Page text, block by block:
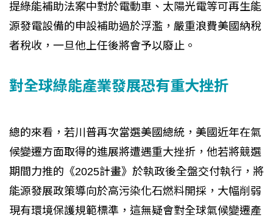
提綠能補助法案中對於電動車、太陽光電等可再生能
源發電設備的申設補助過於浮濫，嚴重浪費美國納稅
者稅收，一旦他上任後將會予以廢止。
對全球綠能產業發展恐有重大挫折
總的來看，若川普再次當選美國總統，美國近年在氣
候變遷方面取得的進展將遭遇重大挫折，他若將競選
期間力推的《2025計畫》於執政後全盤交付執行，將
能源發展政策導向於高污染化石燃料開採，大幅削弱
現有環境保護規範標準，這無疑會對全球氣候變遷產